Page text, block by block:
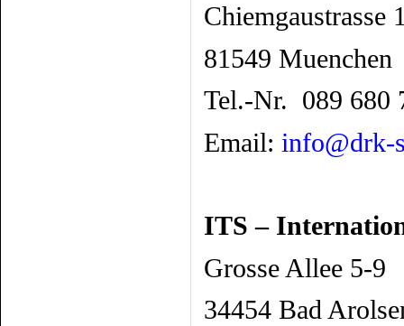
Chiemgaustrasse
81549 Muenchen
Tel.-Nr. 089 680
Email: info@drk-
ITS –
Grosse Allee 5-9
34454 Bad